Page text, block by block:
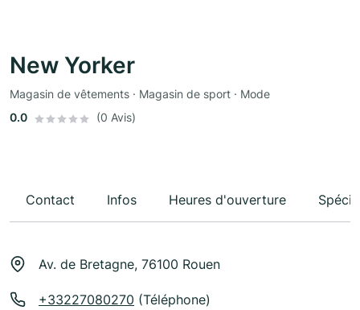
New Yorker
Magasin de vêtements · Magasin de sport · Mode
0.0
(0 Avis)
Contact Infos Heures d'ouverture
Av. de Bretagne, 76100 Rouen
+33227080270 (Téléphone)